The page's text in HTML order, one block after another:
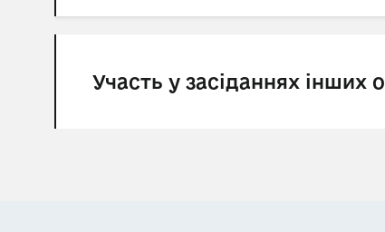
Участь у засіданнях інших